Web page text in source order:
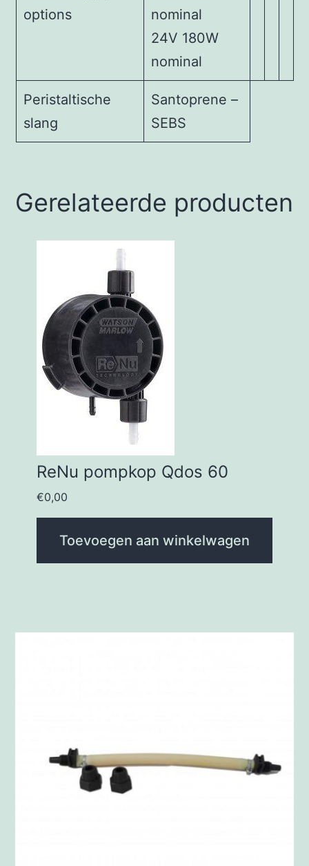
options
nominal
24V 180W
nominal
Peristaltische
slang
Santoprene –
SEBS
Gerelateerde producten
ReNu pompkop Qdos 60
€0,00
Toevoegen aan winkelwagen